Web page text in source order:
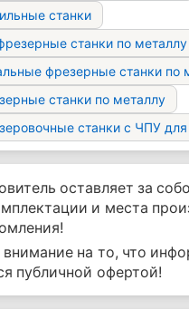
станки
станки по металлу
фрезерные станки по
станки по металлу
станки с ЧПУ
оставляет за
и места
на то, что
публичной офертой!